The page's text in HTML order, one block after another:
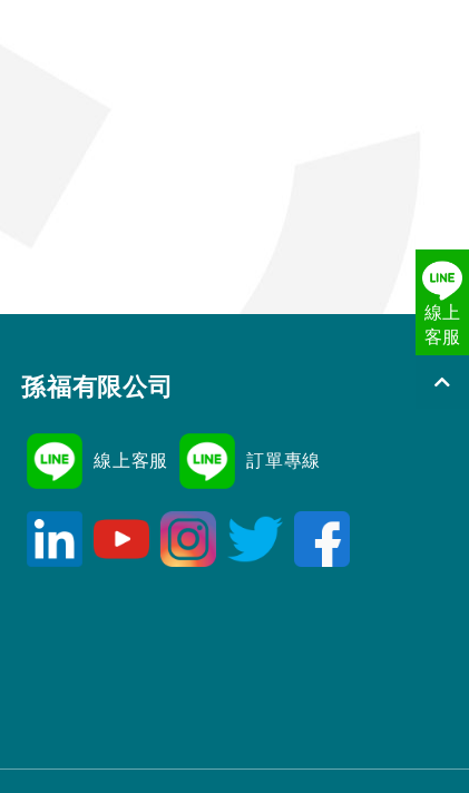
孫福有限公司
線上客服 訂單專線
線上
客服